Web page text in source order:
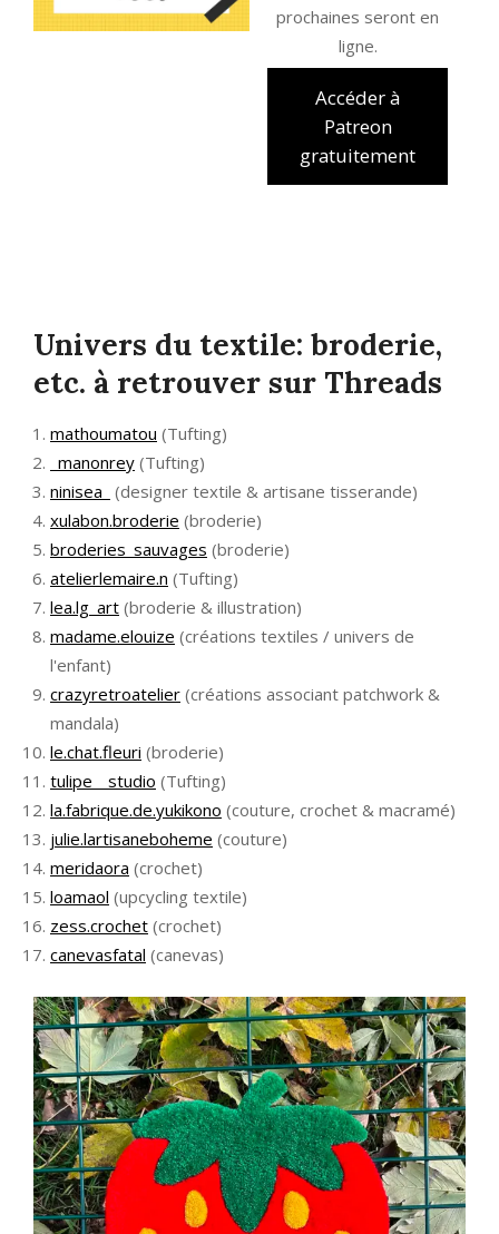
prochaines seront en
ligne.
Accéder à
Patreon
gratuitement
Univers du textile: broderie,
etc. à retrouver sur Threads
mathoumatou (Tufting)
_manonrey (Tufting)
ninisea_ (designer textile & artisane tisserande)
xulabon.broderie (broderie)
broderies_sauvages (broderie)
atelierlemaire.n (Tufting)
lea.lg_art (broderie & illustration)
madame.elouize (créations textiles / univers de
l'enfant)
crazyretroatelier (créations associant patchwork &
mandala)
le.chat.fleuri (broderie)
tulipe__studio (Tufting)
la.fabrique.de.yukikono (couture, crochet & macramé)
julie.lartisaneboheme (couture)
meridaora (crochet)
loamaol (upcycling textile)
zess.crochet (crochet)
canevasfatal (canevas)